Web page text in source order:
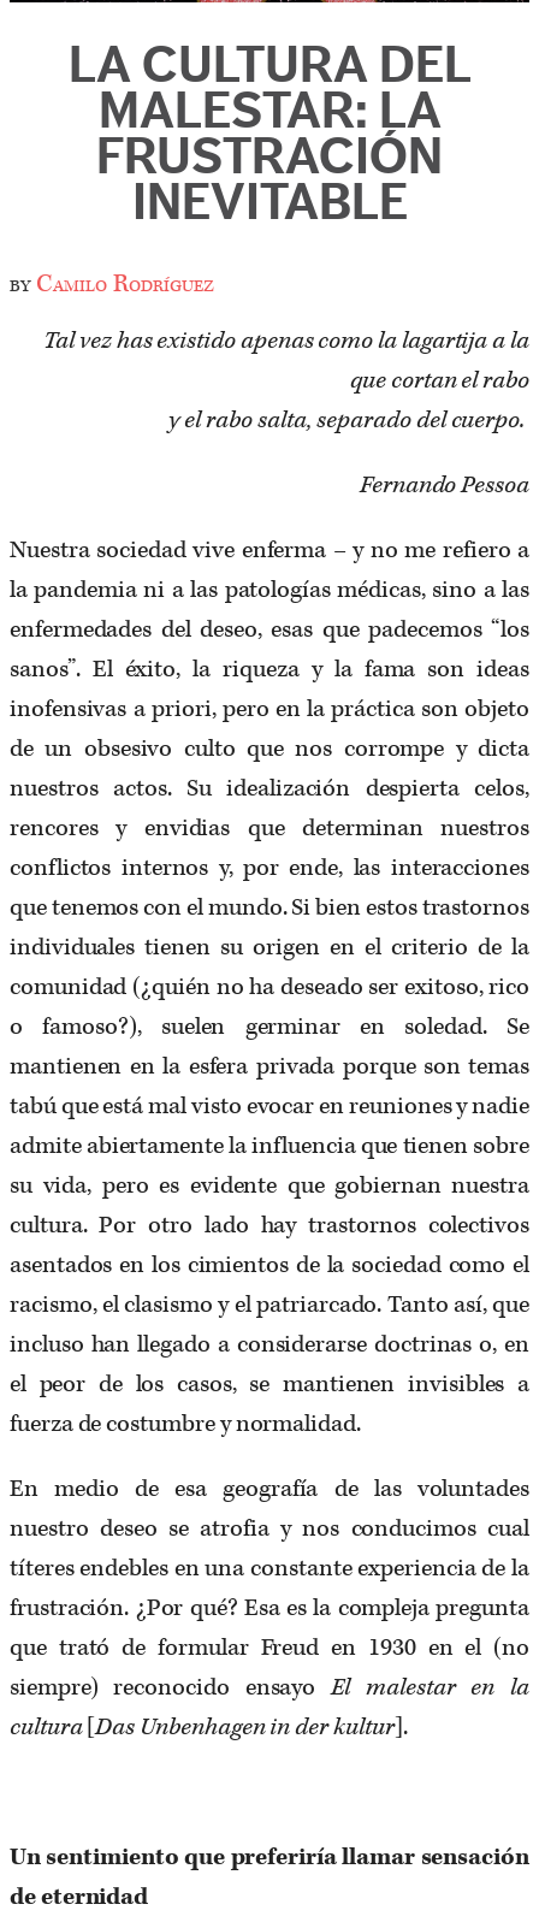
LA CULTURA DEL
MALESTAR: LA
FRUSTRACIÓN
INEVITABLE
byCamilo Rodríguez
Tal vez has existido apenas como la lagartija a la
que cortan el rabo
y el rabo salta, separado del cuerpo.
Fernando Pessoa
Nuestra sociedad vive enferma – y no me refiero a
la pandemia ni a las patologías médicas, sino a las
enfermedades del deseo, esas que padecemos “los
sanos”. El éxito, la riqueza y la fama son ideas
inofensivas a priori, pero en la práctica son objeto
de un obsesivo culto que nos corrompe y dicta
nuestros actos. Su idealización despierta celos,
rencores y envidias que determinan nuestros
conflictos internos y, por ende, las interacciones
que tenemos con el mundo. Si bien estos trastornos
individuales tienen su origen en el criterio de la
comunidad (¿quién no ha deseado ser exitoso, rico
o famoso?), suelen germinar en soledad. Se
mantienen en la esfera privada porque son temas
tabú que está mal visto evocar en reuniones y nadie
admite abiertamente la influencia que tienen sobre
su vida, pero es evidente que gobiernan nuestra
cultura. Por otro lado hay trastornos colectivos
asentados en los cimientos de la sociedad como el
racismo, el clasismo y el patriarcado. Tanto así, que
incluso han llegado a considerarse doctrinas o, en
el peor de los casos, se mantienen invisibles a
fuerza de costumbre y normalidad.
En medio de esa geografía de las voluntades
nuestro deseo se atrofia y nos conducimos cual
títeres endebles en una constante experiencia de la
frustración. ¿Por qué? Esa es la compleja pregunta
que trató de formular Freud en 1930 en el (no
siempre) reconocido ensayoEl malestar en la
cultura[Das Unbenhagen in der kultur].
Un sentimiento que preferiría llamar sensación
de eternidad